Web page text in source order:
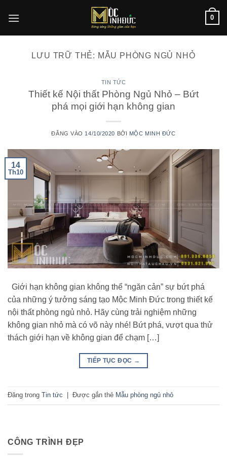
qua
0
LƯU TRỮ THẺ: MẪU PHÒNG NGỦ NHỎ
TIN TỨC
Thiết kế Nội thất Phòng Ngủ Nhỏ – Bứt
phá mọi giới hạn không gian
ĐĂNG VÀO 14/10/2020 BỞI MỘC MINH ĐỨC
14
Th10
Giới hạn không gian không thể “ngăn cản” sự bứt phá
của những ý tưởng sáng tạo Mộc Minh Đức trong thiết kế
nội thất phòng ngủ nhỏ. Hãy cùng trải nghiệm những
không gian nhỏ mà có võ này nhé! Bứt phá, vượt qua thử
thách giới hạn về không gian để chạm […]
TIẾP TỤC ĐỌC →
Đăng trong Tin tức Được gắn thẻ Mẫu phòng ngủ nhỏ
CÔNG TRÌNH ĐẸP